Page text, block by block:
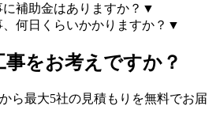
補助金はありますか？ ▼
何日くらいかかりますか？ ▼
事をお考えですか？
ら最大5社の見積もりを無料でお届